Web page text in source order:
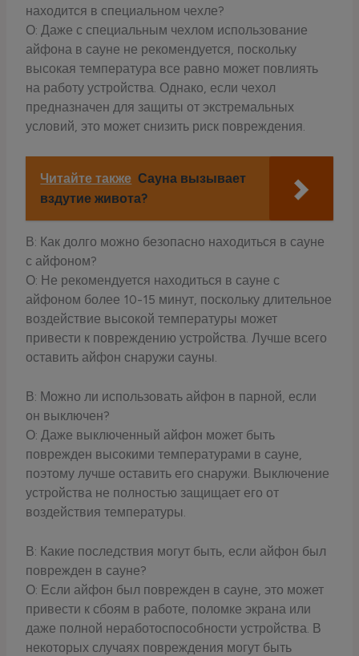
находится в специальном чехле?
О: Даже с специальным чехлом использование
айфона в сауне не рекомендуется, поскольку
высокая температура все равно может повлиять
на работу устройства. Однако, если чехол
предназначен для защиты от экстремальных
условий, это может снизить риск повреждения.
Читайте также Сауна вызывает
вздутие живота?
В: Как долго можно безопасно находиться в сауне
с айфоном?
О: Не рекомендуется находиться в сауне с
айфоном более 10-15 минут, поскольку длительное
воздействие высокой температуры может
привести к повреждению устройства. Лучше всего
оставить айфон снаружи сауны.
В: Можно ли использовать айфон в парной, если
он выключен?
О: Даже выключенный айфон может быть
поврежден высокими температурами в сауне,
поэтому лучше оставить его снаружи. Выключение
устройства не полностью защищает его от
воздействия температуры.
В: Какие последствия могут быть, если айфон был
поврежден в сауне?
О: Если айфон был поврежден в сауне, это может
привести к сбоям в работе, поломке экрана или
даже полной неработоспособности устройства. В
некоторых случаях повреждения могут быть